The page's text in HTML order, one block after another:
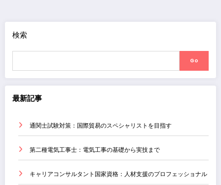
ペ
ー
ジ
送
り
検索
Go
最新記事
通関士試験対策：国際貿易のスペシャリストを目指す
第二種電気工事士：電気工事の基礎から実技まで
キャリアコンサルタント国家資格：人材支援のプロフェッショナル